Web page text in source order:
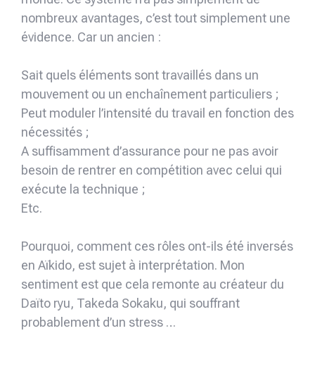
nombreux avantages, c’est tout simplement une
évidence. Car un ancien :
Sait quels éléments sont travaillés dans un
mouvement ou un enchaînement particuliers ;
Peut moduler l’intensité du travail en fonction des
nécessités ;
A suffisamment d’assurance pour ne pas avoir
besoin de rentrer en compétition avec celui qui
exécute la technique ;
Etc.
Pourquoi, comment ces rôles ont-ils été inversés
en Aïkido, est sujet à interprétation. Mon
sentiment est que cela remonte au créateur du
Daïto ryu, Takeda Sokaku, qui souffrant
probablement d’un stress …